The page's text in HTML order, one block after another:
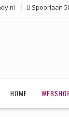
Spoorlaan
HOME